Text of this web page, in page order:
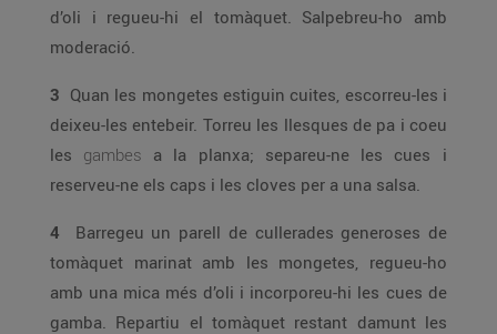
d’oli i regueu-hi el tomàquet. Salpebreu-ho amb
moderació.
3 Quan les mongetes estiguin cuites, escorreu-les i
deixeu-les entebeir. Torreu les llesques de pa i coeu
les gambes a la planxa; separeu-ne les cues i
reserveu-ne els caps i les cloves per a una salsa.
4 Barregeu un parell de cullerades generoses de
tomàquet marinat amb les mongetes, regueu-ho
amb una mica més d’oli i incorporeu-hi les cues de
gamba. Repartiu el tomàquet restant damunt les